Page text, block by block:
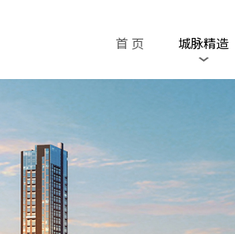
首 页 城脉精造